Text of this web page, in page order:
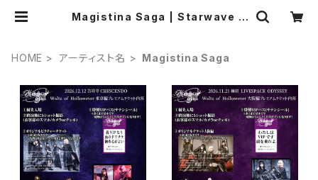
Magistina Saga | Starwave R
HOME アーティスト名 Magistina Saga